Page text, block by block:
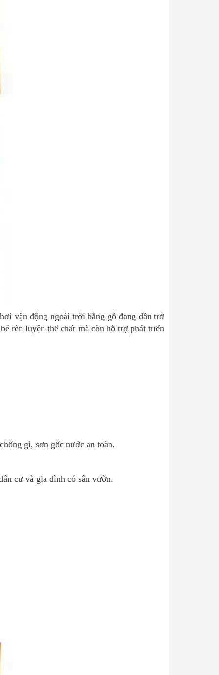
vận động ngoài trời bằng gỗ đang dần trở
rèn luyện thể chất mà còn hỗ trợ phát triển
gỉ, sơn gốc nước an toàn.
cư và gia đình có sân vườn.